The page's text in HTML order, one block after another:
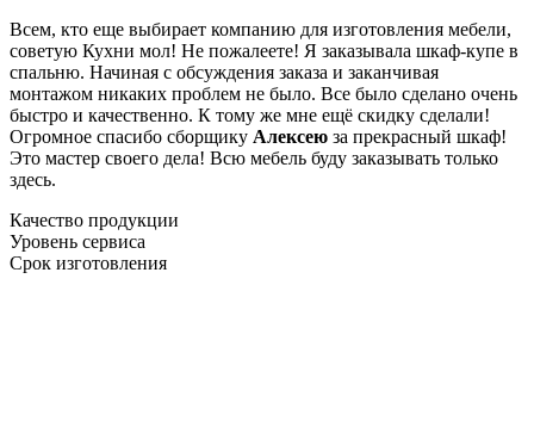
Всем, кто еще выбирает компанию для изготовления мебели,
советую Кухни мол! Не пожалеете! Я заказывала шкаф-купе в
спальню. Начиная с обсуждения заказа и заканчивая
монтажом никаких проблем не было. Все было сделано очень
быстро и качественно. К тому же мне ещё скидку сделали!
Огромное спасибо сборщику Алексею за прекрасный шкаф!
Это мастер своего дела! Всю мебель буду заказывать только
здесь.
Качество продукции
Уровень сервиса
Срок изготовления